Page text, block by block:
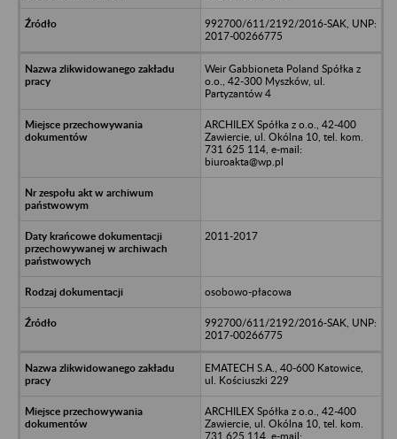
992700/611/2192/2016-SAK, UNP:
2017-00266775
Weir Gabbioneta Poland Spółka z
o.o., 42-300 Myszków, ul.
Partyzantów 4
ARCHILEX Spółka z o.o., 42-400
Zawiercie, ul. Okólna 10, tel. kom.
731 625 114, e-mail:
biuroakta@wp.pl
2011-2017
osobowo-płacowa
992700/611/2192/2016-SAK, UNP:
2017-00266775
EMATECH S.A., 40-600 Katowice,
ul. Kościuszki 229
ARCHILEX Spółka z o.o., 42-400
Zawiercie, ul. Okólna 10, tel. kom.
731 625 114, e-mail: